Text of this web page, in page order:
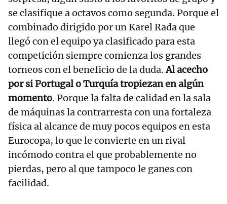
se clasifique a octavos como segunda. Porque el
combinado dirigido por un Karel Rada que
llegó con el equipo ya clasificado para esta
competición siempre comienza los grandes
torneos con el beneficio de la duda.Al acecho
por si Portugal o Turquía tropiezan en algún
momento. Porque la falta de calidad en la sala
de máquinas la contrarresta con una fortaleza
física al alcance de muy pocos equipos en esta
Eurocopa, lo que le convierte en un rival
incómodo contra el que probablemente no
pierdas, pero al que tampoco le ganes con
facilidad.